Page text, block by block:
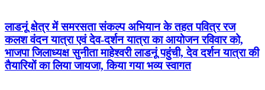
लाडनूं क्षेत्र में समरसता संकल्प अभियान के तहत पवित्र रज
कलश वंदन यात्रा एवं देव-दर्शन यात्रा का आयोजन रविवार को,
भाजपा जिलाध्यक्ष सुनीता माहेश्वरी लाडनूं पहुंची, देव दर्शन यात्रा की
तैयारियों का लिया जायजा, किया गया भव्य स्वागत